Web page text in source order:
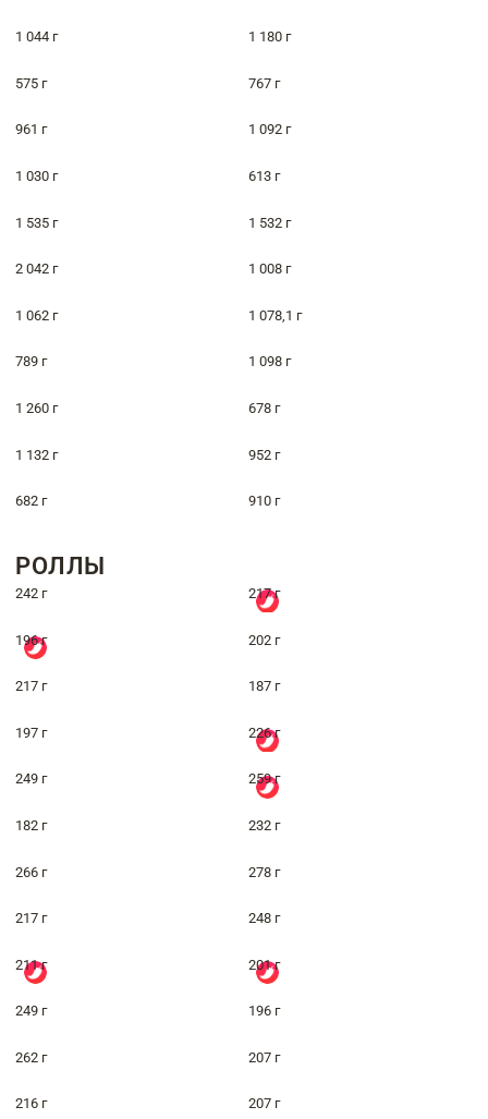
1 044 г 1 180 г
575 г 767 г
961 г 1 092 г
1 030 г 613 г
1 535 г 1 532 г
2 042 г 1 008 г
1 062 г 1 078,1 г
789 г 1 098 г
1 260 г 678 г
1 132 г 952 г
682 г 910 г
РОЛЛЫ
242 г 217 г
196 г 202 г
217 г 187 г
197 г 226 г
249 г 259 г
182 г 232 г
266 г 278 г
217 г 248 г
211 г 201 г
249 г 196 г
262 г 207 г
216 г 207 г